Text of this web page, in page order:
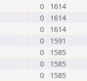
0
1614
0
1614
0
1614
0
1591
0
1585
0
1585
0
1585